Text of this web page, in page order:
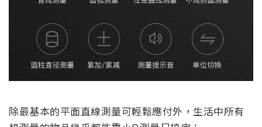
除最基本的平面直線測量可輕鬆應付外，生活中所有